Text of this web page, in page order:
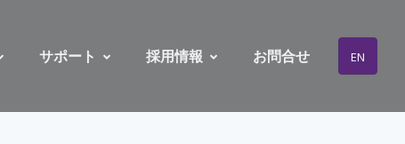
サポート 採用情報 お問合せ EN